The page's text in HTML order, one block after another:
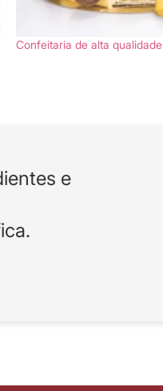
Confeitaria de alta qualidade
e